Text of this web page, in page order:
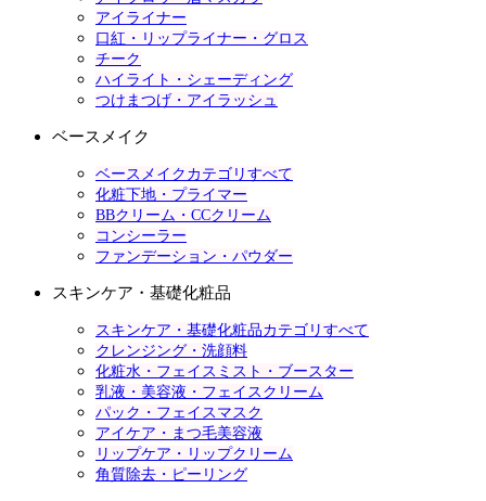
アイライナー
口紅・リップライナー・グロス
チーク
ハイライト・シェーディング
つけまつげ・アイラッシュ
ベースメイク
ベースメイクカテゴリすべて
化粧下地・プライマー
BBクリーム・CCクリーム
コンシーラー
ファンデーション・パウダー
スキンケア・基礎化粧品
スキンケア・基礎化粧品カテゴリすべて
クレンジング・洗顔料
化粧水・フェイスミスト・ブースター
乳液・美容液・フェイスクリーム
パック・フェイスマスク
アイケア・まつ毛美容液
リップケア・リップクリーム
角質除去・ピーリング